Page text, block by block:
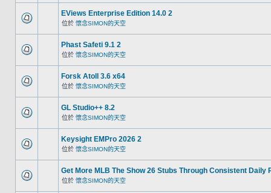
EViews Enterprise Edition 14.0 2
位於 懷念SIMON的天空
Phast Safeti 9.1 2
位於 懷念SIMON的天空
Forsk Atoll 3.6 x64
位於 懷念SIMON的天空
GL Studio++ 8.2
位於 懷念SIMON的天空
Keysight EMPro 2026 2
位於 懷念SIMON的天空
Get More MLB The Show 26 Stubs Through Consistent Daily
位於 懷念SIMON的天空